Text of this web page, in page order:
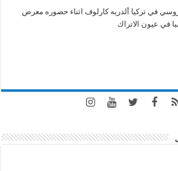
مقتل
في تركيا ألدريه كارلوف اثناء حضوره معرض
في عيون الاتراك